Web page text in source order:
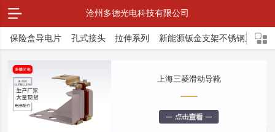
沧州多德光电科技有限公司
保险盒导电片 孔式接头 拉伸系列 新能源钣金支架不锈钢系列
上海三菱滑动导靴